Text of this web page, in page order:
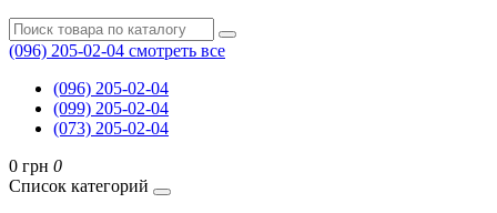
(096) 205-02-04 смотреть все
(096) 205-02-04
(099) 205-02-04
(073) 205-02-04
0 грн 0
Список категорий